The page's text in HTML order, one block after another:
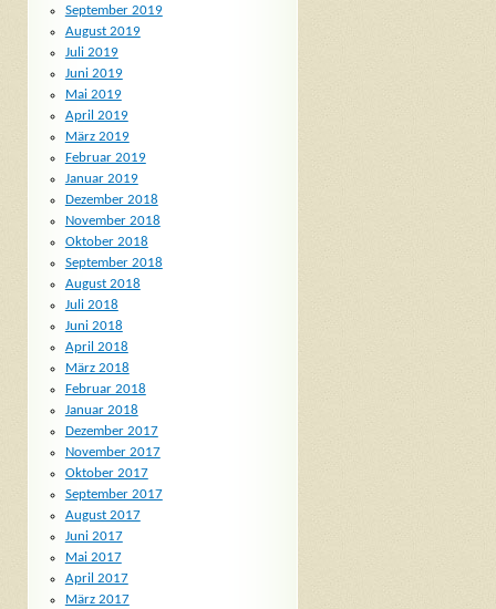
September 2019
August 2019
Juli 2019
Juni 2019
Mai 2019
April 2019
März 2019
Februar 2019
Januar 2019
Dezember 2018
November 2018
Oktober 2018
September 2018
August 2018
Juli 2018
Juni 2018
April 2018
März 2018
Februar 2018
Januar 2018
Dezember 2017
November 2017
Oktober 2017
September 2017
August 2017
Juni 2017
Mai 2017
April 2017
März 2017